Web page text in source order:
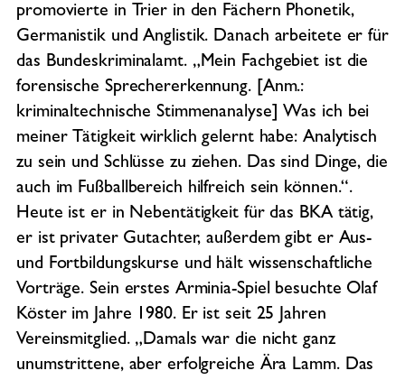
promovierte in Trier in den Fächern Phonetik,
Germanistik und Anglistik. Danach arbeitete er für
das Bundeskriminalamt. „Mein Fachgebiet ist die
forensische Sprechererkennung. [Anm.:
kriminaltechnische Stimmenanalyse] Was ich bei
meiner Tätigkeit wirklich gelernt habe: Analytisch
zu sein und Schlüsse zu ziehen. Das sind Dinge, die
auch im Fußballbereich hilfreich sein können.“.
Heute ist er in Nebentätigkeit für das BKA tätig,
er ist privater Gutachter, außerdem gibt er Aus-
und Fortbildungskurse und hält wissenschaftliche
Vorträge. Sein erstes Arminia-Spiel besuchte Olaf
Köster im Jahre 1980. Er ist seit 25 Jahren
Vereinsmitglied. „Damals war die nicht ganz
unumstrittene, aber erfolgreiche Ära Lamm. Das